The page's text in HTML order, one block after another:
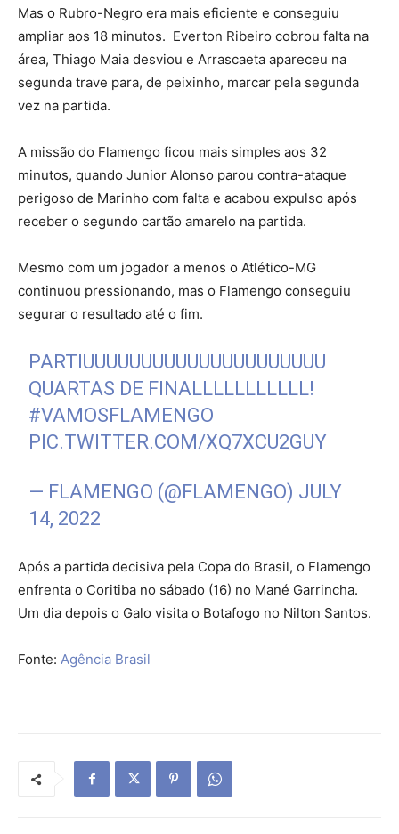
Mas o Rubro-Negro era mais eficiente e conseguiu
ampliar aos 18 minutos. Everton Ribeiro cobrou falta na
área, Thiago Maia desviou e Arrascaeta apareceu na
segunda trave para, de peixinho, marcar pela segunda
vez na partida.
A missão do Flamengo ficou mais simples aos 32
minutos, quando Junior Alonso parou contra-ataque
perigoso de Marinho com falta e acabou expulso após
receber o segundo cartão amarelo na partida.
Mesmo com um jogador a menos o Atlético-MG
continuou pressionando, mas o Flamengo conseguiu
segurar o resultado até o fim.
PARTIUUUUUUUUUUUUUUUUUUUUU
QUARTAS DE FINALLLLLLLLLLL!
#VAMOSFLAMENGO
PIC.TWITTER.COM/XQ7XCU2GUY
— FLAMENGO (@FLAMENGO) JULY
14, 2022
Após a partida decisiva pela Copa do Brasil, o Flamengo
enfrenta o Coritiba no sábado (16) no Mané Garrincha.
Um dia depois o Galo visita o Botafogo no Nilton Santos.
Fonte: Agência Brasil